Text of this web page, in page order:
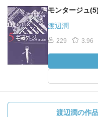
モンタージュ(5)
渡辺潤
229 3.96
渡辺潤の作